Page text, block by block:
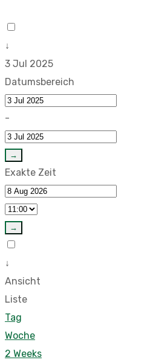
↓
3 Jul 2025
Datumsbereich
-
→
Exakte Zeit
→
↓
Ansicht
Liste
Tag
Woche
2 Weeks